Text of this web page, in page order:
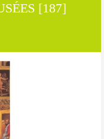
[187]